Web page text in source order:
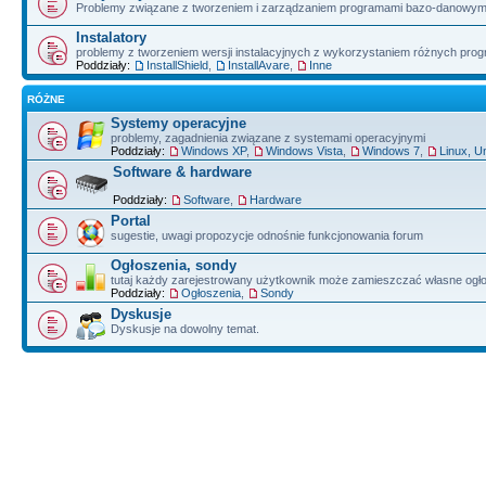
Problemy związane z tworzeniem i zarządzaniem programami bazo-
Instalatory
problemy z tworzeniem wersji instalacyjnych z wykorzystaniem różnych
Poddziały:
InstallShield InstallAvare Inne
RÓŻNE
Systemy operacyjne
problemy, zagadnienia związane z systemami operacyjnymi
Poddziały:
Windows XP, Windows Vista Windows 7 Linux,
Software & hardware
Poddziały: Software Hardware
Portal
sugestie, uwagi propozycje odnośnie funkcjonowania forum
Ogłoszenia, sondy
tutaj każdy zarejestrowany użytkownik może zamieszczać własne
Poddziały:
Ogłoszenia Sondy
Dyskusje
Dyskusje na dowolny temat.